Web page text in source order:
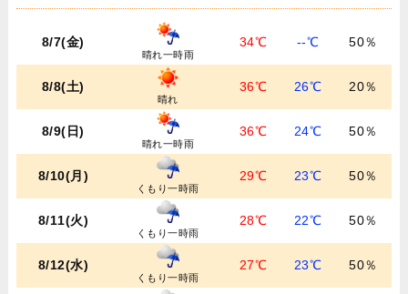
8/7(金)
晴れ一時雨
34℃ --℃ 50％
8/8(土)
晴れ
36℃ 26℃ 20％
8/9(日)
晴れ一時雨
36℃ 24℃ 50％
8/10(月)
くもり一時雨
29℃ 23℃ 50％
8/11(火)
くもり一時雨
28℃ 22℃ 50％
8/12(水)
くもり一時雨
27℃ 23℃ 50％